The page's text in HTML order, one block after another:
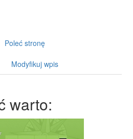
Poleć stronę
Modyfikuj wpis
warto: